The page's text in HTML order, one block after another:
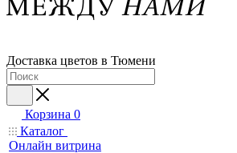
Доставка цветов в Тюмени
Корзина 0
Каталог
Онлайн витрина